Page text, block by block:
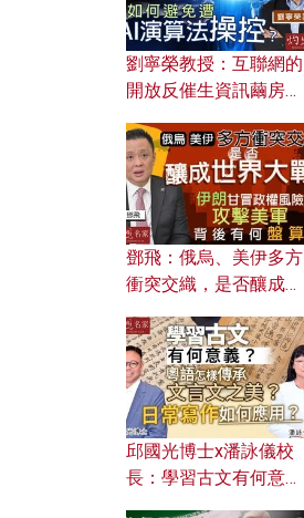
劉寧榮教授：互聯網的
開放反催生資訊繭房，
何避免遭AI演算法操
控？
鄧飛：俄烏、美伊多方
衝突交織，是否釀成世
風險攻擊美軍，背後有
何盤算？
邱國光博士x潘詠儀校
長：學習古文有何意